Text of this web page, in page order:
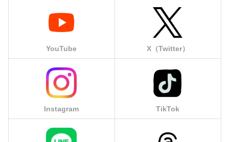
YouTube X（Twitter）
Instagram TikTok